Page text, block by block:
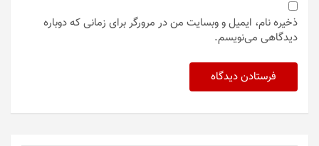
ذخیره نام، ایمیل و وبسایت من در مرورگر برای زمانی که دوباره
دیدگاهی می‌نویسم.